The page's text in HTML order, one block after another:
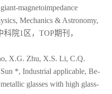
magnetoimpedance
Mechanics & Astronomy,
科院1区，TOP期刊，
X.G. Zhu, X.S. Li, C.Q.
*, Industrial applicable, Be-
glasses with high glass-